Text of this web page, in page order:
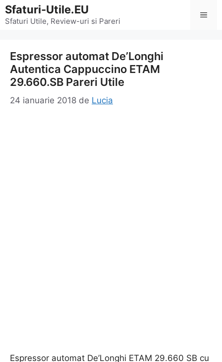
Sari
la
Sfaturi-Utile.EU
Sfaturi Utile, Review-uri si Pareri
Espressor automat De’Longhi
Autentica Cappuccino ETAM
29.660.SB Pareri Utile
24 ianuarie 2018 de Lucia
Espressor automat De’Longhi ETAM 29.660 SB cu